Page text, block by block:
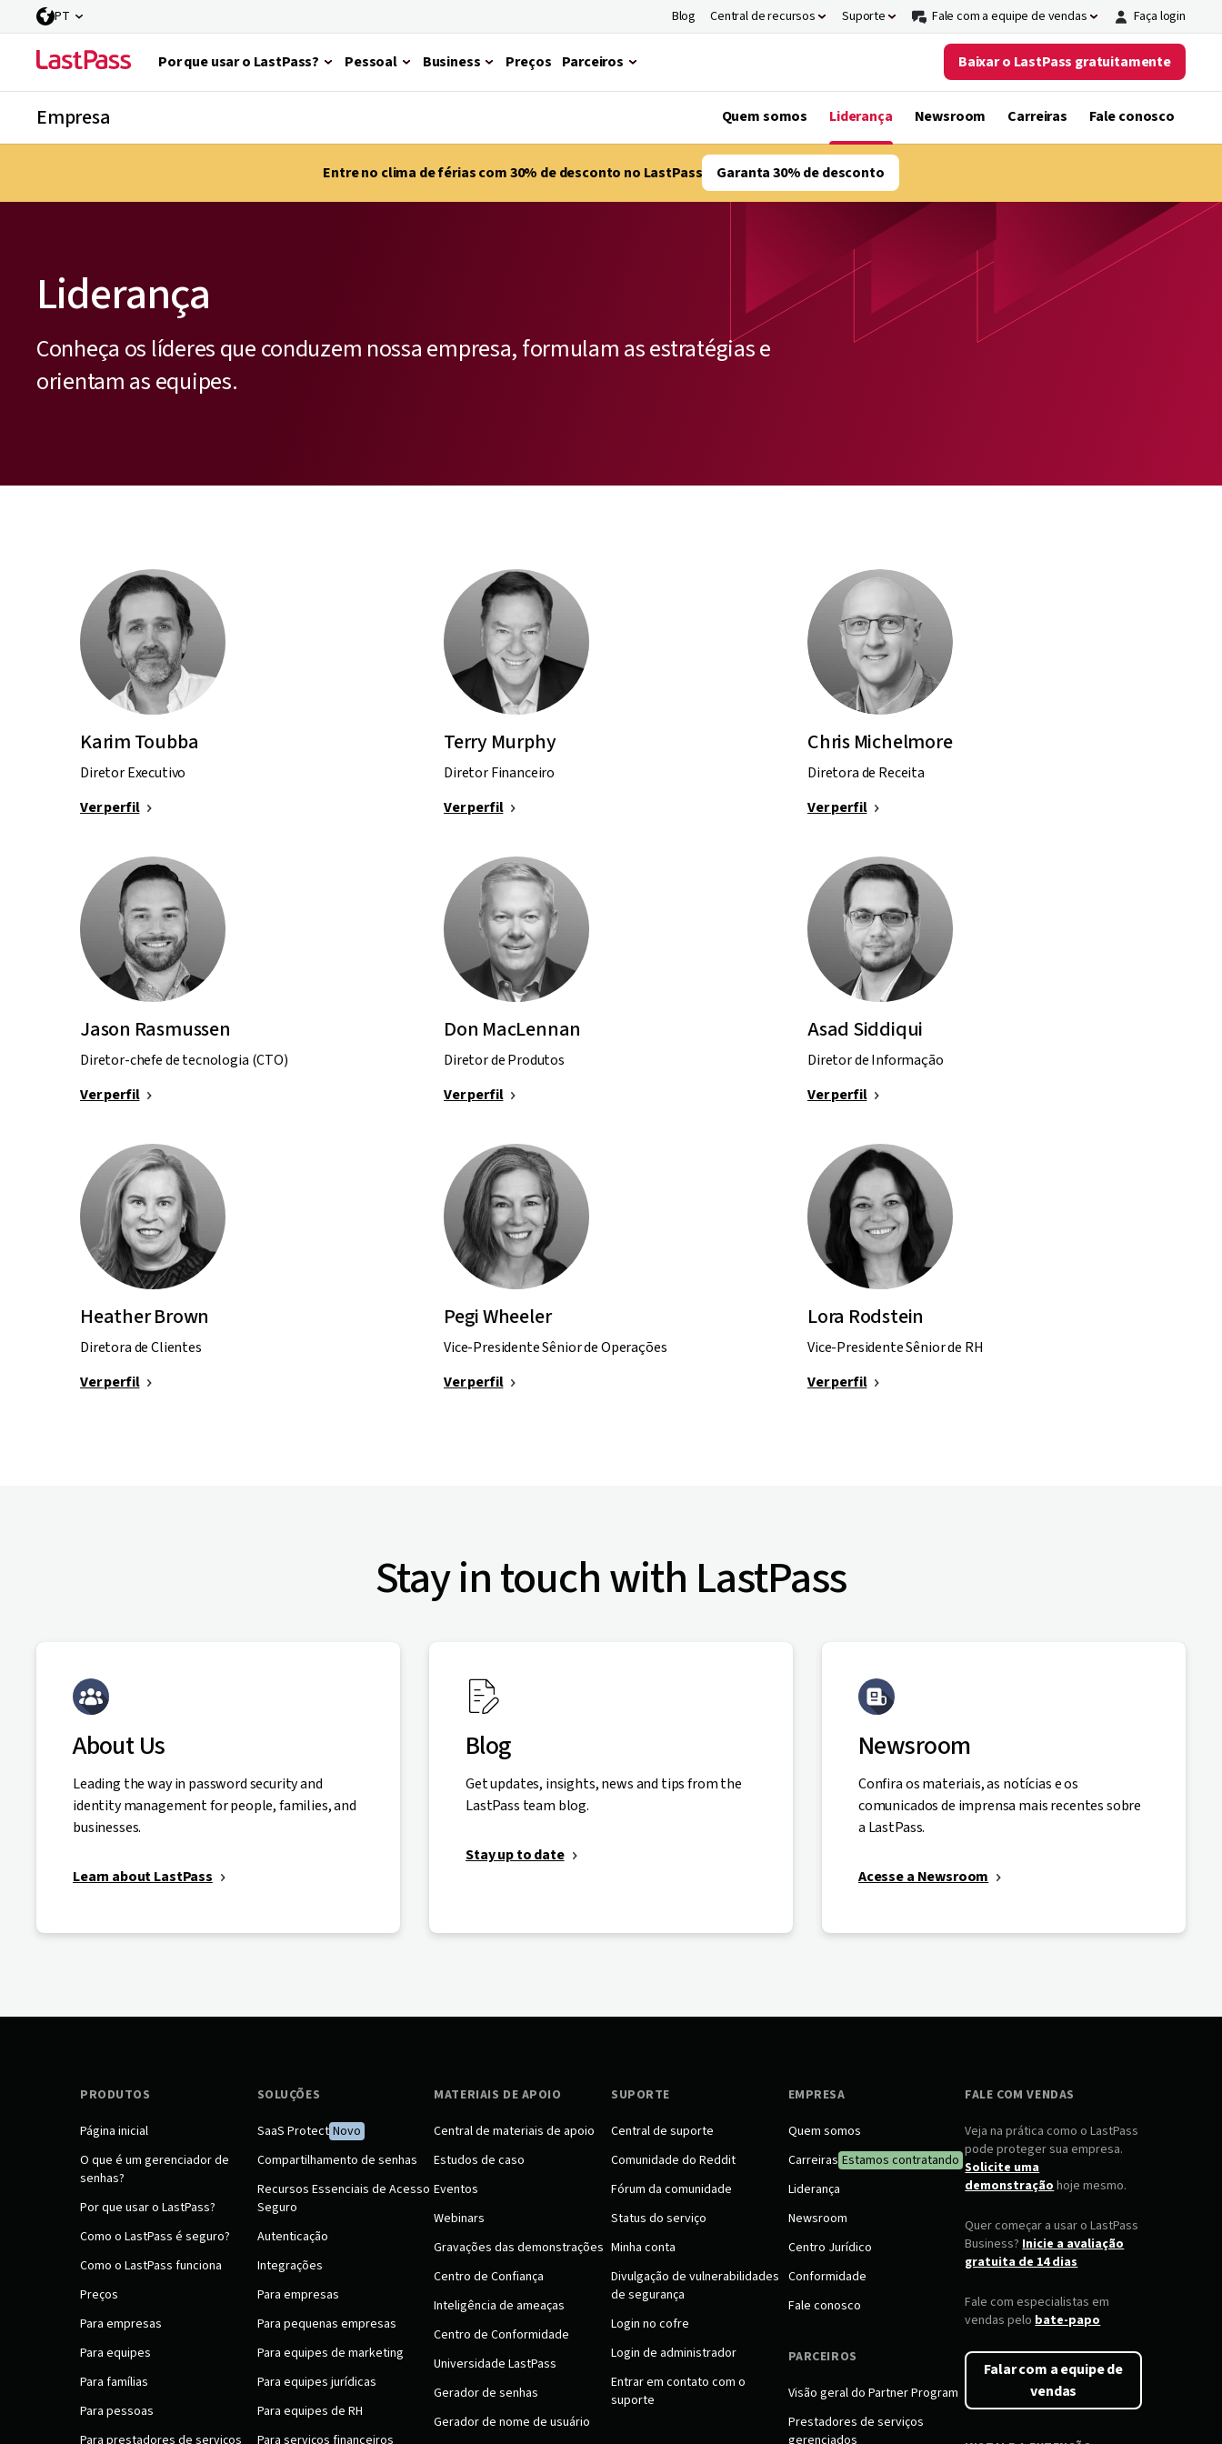
PT Blog Central de recursos Suporte Fale com a equipe de vendas Faça login
Por que usar o LastPass? Pessoal Business Preços Parceiros Baixar o LastPass gratuitamente
Empresa Quem somos Liderança Newsroom Carreiras Fale conosco
Entre no clima de férias com 30% de desconto no LastPass Garanta 30% de desconto
Liderança
Conheça os líderes que conduzem nossa empresa, formulam as estratégias e
orientam as equipes.
Karim Toubba
Diretor Executivo
Ver perfil
Terry Murphy
Diretor Financeiro
Ver perfil
Chris Michelmore
Diretora de Receita
Ver perfil
Jason Rasmussen
Diretor-chefe de tecnologia (CTO)
Ver perfil
Don MacLennan
Diretor de Produtos
Ver perfil
Asad Siddiqui
Diretor de Informação
Ver perfil
Heather Brown
Diretora de Clientes
Ver perfil
Pegi Wheeler
Vice-Presidente Sênior de Operações
Ver perfil
Lora Rodstein
Vice-Presidente Sênior de RH
Ver perfil
Stay in touch with LastPass
About Us
Leading the way in password security and
identity management for people, families, and
businesses.
Learn about LastPass
Blog
Get updates, insights, news and tips from the
LastPass team blog.
Stay up to date
Newsroom
Confira os materiais, as notícias e os
comunicados de imprensa mais recentes sobre
a LastPass.
Acesse a Newsroom
PRODUTOS
Página inicial
O que é um gerenciador de
senhas?
Por que usar o LastPass?
Como o LastPass é seguro?
Como o LastPass funciona
Preços
Para empresas
Para equipes
Para famílias
Para pessoas
Para prestadores de serviços
SOLUÇÕES
SaaS Protect Novo
Compartilhamento de senhas
Recursos Essenciais de Acesso
Seguro
Autenticação
Integrações
Para empresas
Para pequenas empresas
Para equipes de marketing
Para equipes jurídicas
Para equipes de RH
Para serviços financeiros
MATERIAIS DE APOIO
Central de materiais de apoio
Estudos de caso
Eventos
Webinars
Gravações das demonstrações
Centro de Confiança
Inteligência de ameaças
Centro de Conformidade
Universidade LastPass
Gerador de senhas
Gerador de nome de usuário
SUPORTE
Central de suporte
Comunidade do Reddit
Fórum da comunidade
Status do serviço
Minha conta
Divulgação de vulnerabilidades
de segurança
Login no cofre
Login de administrador
Entrar em contato com o
suporte
EMPRESA
Quem somos
Carreiras Estamos contratando
Liderança
Newsroom
Centro Jurídico
Conformidade
Fale conosco
PARCEIROS
Visão geral do Partner Program
Prestadores de serviços
gerenciados
FALE COM VENDAS
Veja na prática como o LastPass
pode proteger sua empresa.
Solicite uma
demonstraçãohoje mesmo.
Quer começar a usar o LastPass
Business?Inicie a avaliação
gratuita de 14 dias
Fale com especialistas em
vendas pelobate-papo
Falar com a equipe de
vendas